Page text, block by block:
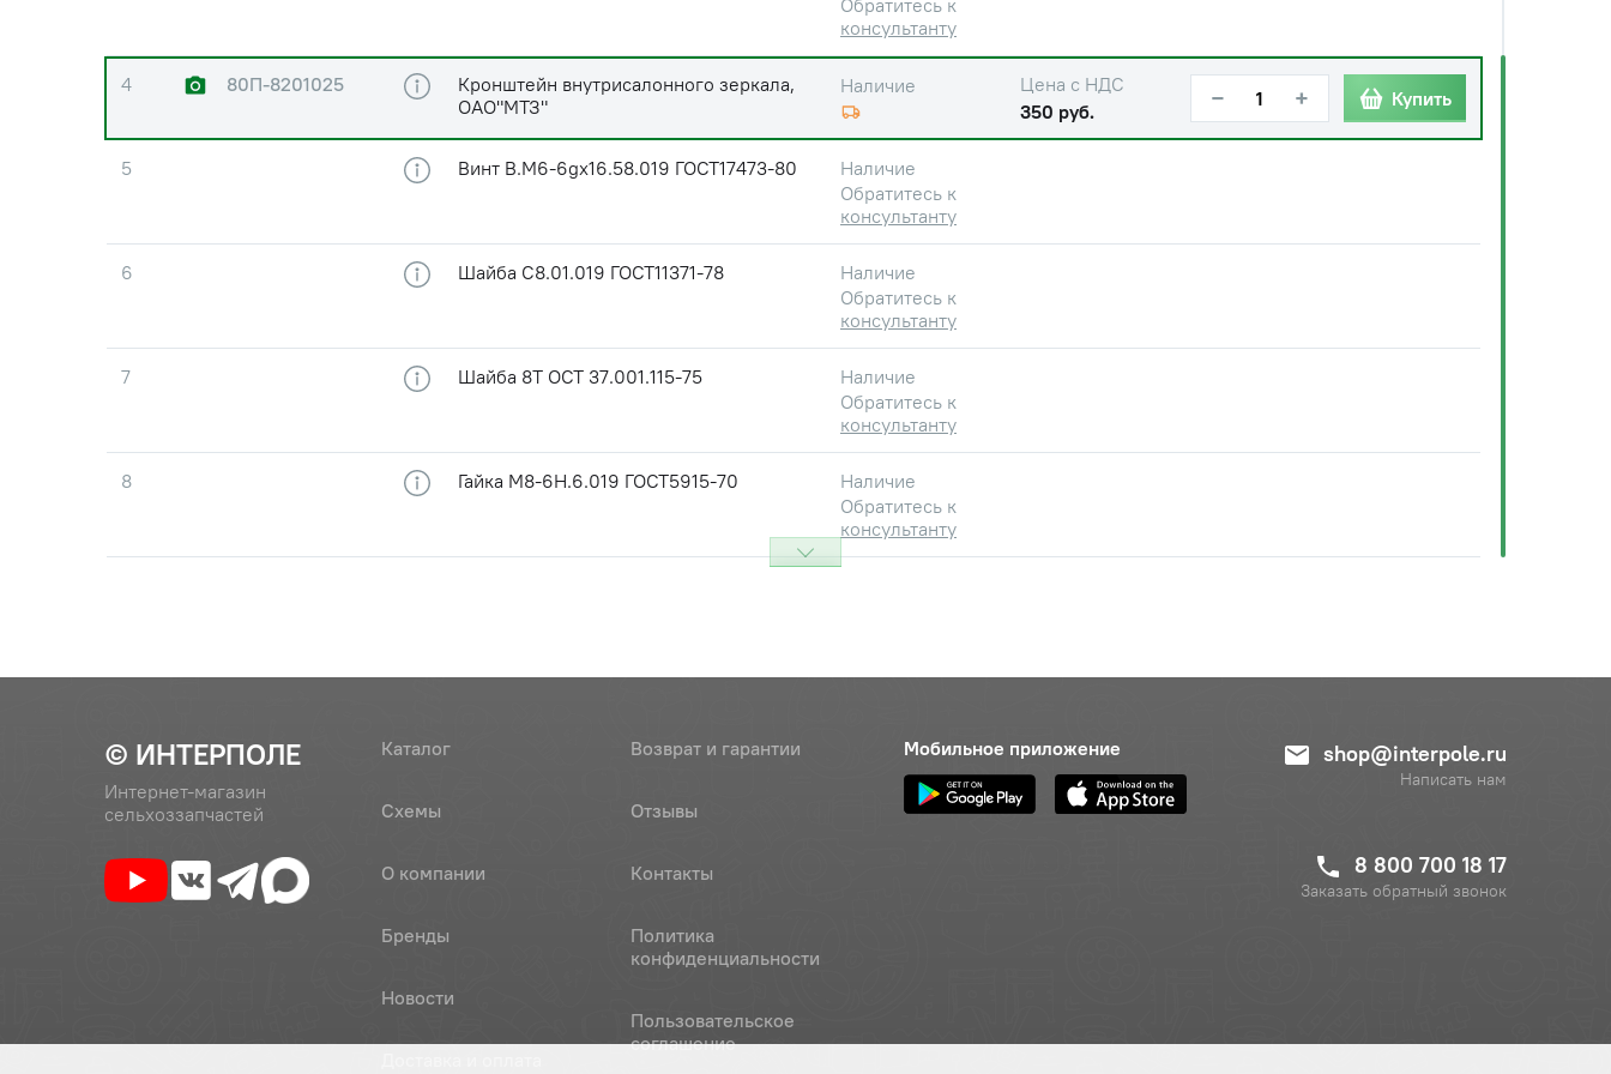
Обратитесь к
консультанту
4 80П-8201025
Кронштейн внутрисалонного зеркала,
ОАО"МТЗ"
Наличие
Цена с НДС
350 руб.
− + Купить
5 Винт В.М6-6gх16.58.019 ГОСТ17473-80
Наличие
Обратитесь к
консультанту
6 Шайба С8.01.019 ГОСТ11371-78
Наличие
Обратитесь к
консультанту
7 Шайба 8Т ОСТ 37.001.115-75
Наличие
Обратитесь к
консультанту
8 Гайка М8-6Н.6.019 ГОСТ5915-70
Наличие
Обратитесь к
консультанту
© ИНТЕРПОЛЕ
Интернет-магазин
сельхоззапчастей
Каталог
Схемы
О компании
Бренды
Новости
Возврат и гарантии
Отзывы
Контакты
Политика
конфиденциальности
Пользовательское
соглашение
Мобильное приложение shop@interpole.ru
Написать нам
8 800 700 18 17
Заказать обратный звонок